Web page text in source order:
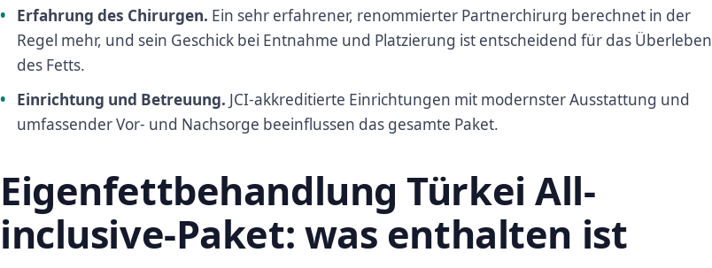
Erfahrung des Chirurgen. Ein sehr erfahrener, renommierter Partnerchirurg berechnet in der
Regel mehr, und sein Geschick bei Entnahme und Platzierung ist entscheidend für das Überleben
des Fetts.
Einrichtung und Betreuung. JCI-akkreditierte Einrichtungen mit modernster Ausstattung und
umfassender Vor- und Nachsorge beeinflussen das gesamte Paket.
Eigenfettbehandlung Türkei All-
inclusive-Paket: was enthalten ist